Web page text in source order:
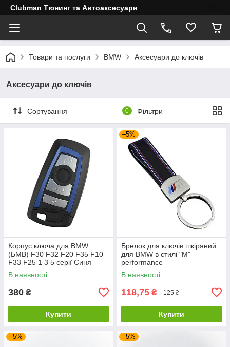
Clubman Тюнинг та Автоаксесуари
Товари та послуги BMW Аксесуари до ключів
Аксесуари до ключів
Сортування 0 Фільтри
Корпус ключа для BMW
(БМВ) F30 F32 F20 F35 F10
F33 F25 1 3 5 серії Синя
вставка (+ Емблема)
В наявності
380 ₴
Купити
–5%
Брелок для ключів шкіряний
для BMW в стилі "M"
performance
В наявності
118,75 ₴ 125 ₴
Купити
–5% –5%